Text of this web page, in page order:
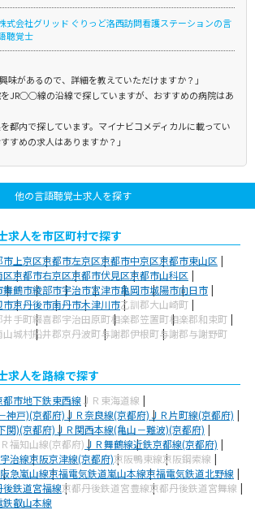
式会社グリッド ぐりっど洛西訪問看護ステーションの言
聴覚士
味があるので、詳細を教えていただけますか？」
をJR○○線の沿線で探していますが、おすすめの病院はあ
を都内で探しています。マイナビコメディカルに載ってい
めの求人はありますか？」
他の言語聴覚士求人を探す
求人を市区町村で探す
市上京区京都市左京区京都市中京区京都市東山区
区京都市右京区京都市伏見区京都市山科区
舞鶴市綾部市宇治市宮津市亀岡市城陽市向日市
市京丹後市南丹市木津川市乙訓郡大山崎町
井手町綴喜郡宇治田原町相楽郡笠置町相楽郡和束町
山城村船井郡京丹波町与謝郡伊根町与謝郡与謝野町
求人を路線で探す
都市地下鉄東西線 ＪＲ東海道線
神戸)(京都府)ＪＲ奈良線(京都府)ＪＲ片町線(京都府)
関)(京都府)ＪＲ関西本線(亀山－難波)(京都府)
福知山線(京都府)ＪＲ舞鶴線近鉄京都線(京都府)
治線京阪京津線(京都府)京阪鴨東線京阪鋼索線
阪急嵐山線京福電気鉄道嵐山本線京福電気鉄道北野線
後鉄道宮福線京都丹後鉄道宮豊線京都丹後鉄道宮舞線
鉄叡山本線